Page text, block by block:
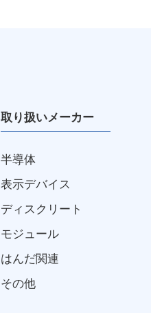
取り扱いメーカー
半導体
表示デバイス
ディスクリート
モジュール
はんだ関連
その他